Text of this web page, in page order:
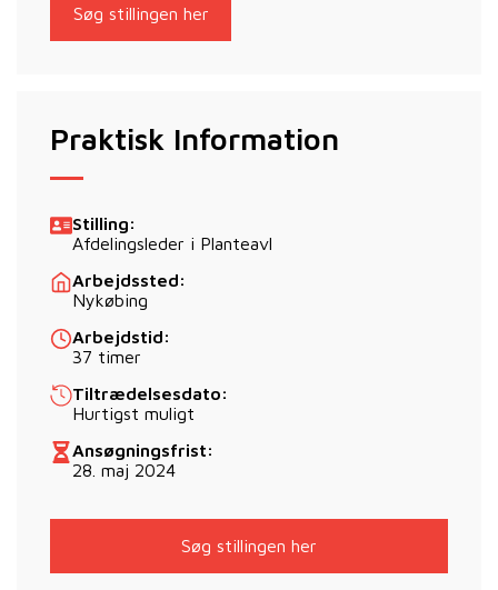
Søg stillingen her
Praktisk Information
Stilling:
Afdelingsleder i Planteavl
Arbejdssted:
Nykøbing
Arbejdstid:
37 timer
Tiltrædelsesdato:
Hurtigst muligt
Ansøgningsfrist:
28. maj 2024
Søg stillingen her